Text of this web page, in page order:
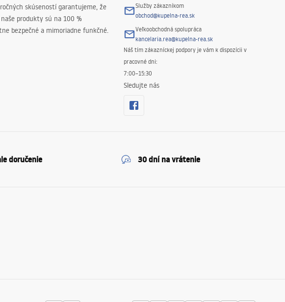
skúseností garantujeme, že
produkty sú na 100 %
bezpečné a mimoriadne funkčné.
Služby zákazníkom
obchod@kupelna-rea.sk
Veľkoobchodná spolupráca
kancelaria.rea@kupelna-rea.sk
Náš tím zákazníckej podpory je vám k dispozícii v
pracovné dni:
7:00–15:30
Sledujte nás
doručenie 30 dní na vrátenie